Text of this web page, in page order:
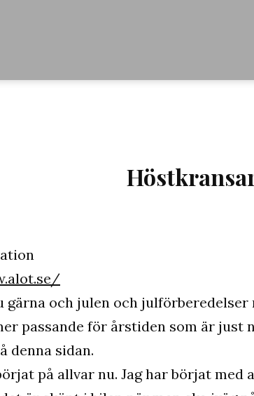
gärna och julen och
passande för årstiden som är just
denna sidan.
på allvar nu. Jag har börjat med